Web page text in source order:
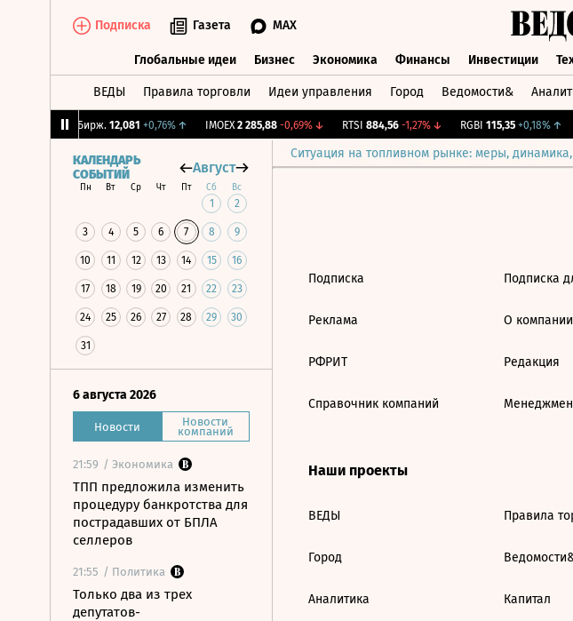
Подписка Газета MAX
Глобальные идеи Бизнес Экономика Финансы Инвестиции
ВЕДЫ Правила торговли Идеи управления Город Ведомости&
CNY Бирж. 12,081 +0,76%↑ IMOEX 2 285,88 -0,69%↓ RTSI 884,56 -1,27%↓ RGBI 115,35 +0,18%↑
Ситуация на топливном рынке: меры,
КАЛЕНДАРЬ
СОБЫТИЙ
Август
Пн Вт Ср Чт Пт Сб Вс
1 2
3 4 5 6 7 8 9
10 11 12 13 14 15 16
17 18 19 20 21 22 23
24 25 26 27 28 29 30
31
6 августа 2026
Новости Новости
компаний
21:59 / Экономика
ТПП предложила изменить
процедуру банкротства для
пострадавших от БПЛА
селлеров
21:55 / Политика
Только два из трех
депутатов-
Подписка
Реклама
РФРИТ
Справочник компаний
Подписка
О компании
Редакция
Наши проекты
ВЕДЫ
Город
Аналитика
Правила
Капитал